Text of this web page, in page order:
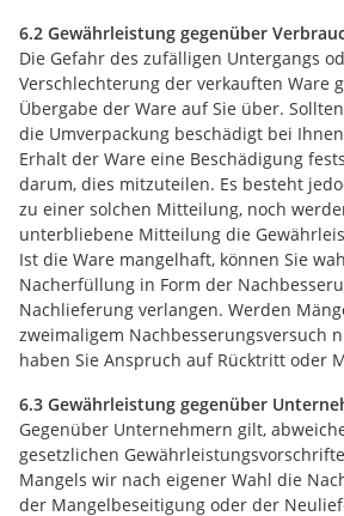
6.2 Gewährleistung gegenüber
Die Gefahr des zufälligen Untergangs
Verschlechterung der verkauften Ware
Übergabe der Ware auf Sie über.
die Umverpackung beschädigt bei
Erhalt der Ware eine Beschädigung
darum, dies mitzuteilen. Es besteht
zu einer solchen Mitteilung, noch
unterbliebene Mitteilung die
Ist die Ware mangelhaft, können Sie
Nacherfüllung in Form der
Nachlieferung verlangen. Werden
zweimaligem Nachbesserungsversuch
haben Sie Anspruch auf Rücktritt oder
6.3 Gewährleistung gegenüber
Gegenüber Unternehmern gilt,
gesetzlichen
Mangels wir nach eigener Wahl die
der Mangelbeseitigung oder der